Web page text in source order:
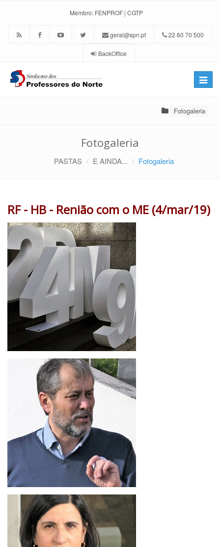
Membro: FENPROF | CGTP
geral@spn.pt 22 60 70 500
BackOffice
Toggle
Fotogaleria
Fotogaleria
PASTAS E AINDA... Fotogaleria
RF - HB - Renião com o ME (4/mar/19)